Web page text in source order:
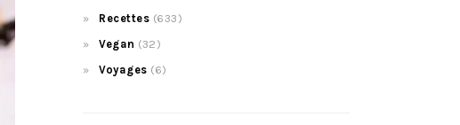
Recettes (633)
Vegan (32)
Voyages (6)